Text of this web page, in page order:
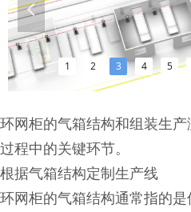
环网柜的气箱结构和组装生
过程中的关键环节。
根据气箱结构定制生产线
环网柜的气箱结构通常指的
1 2 3 4 5
넳